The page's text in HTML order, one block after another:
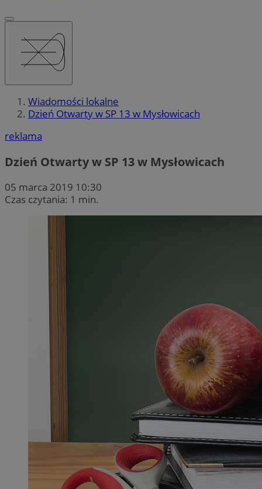
Wiadomości lokalne
Dzień Otwarty w SP 13 w Mysłowicach
reklama
Dzień Otwarty w SP 13 w Mysłowicach
05 marca 2019 10:30
Czas czytania: 1 min.